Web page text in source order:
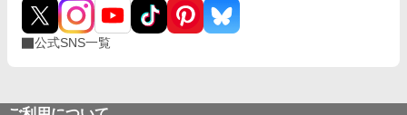
公式SNS一覧